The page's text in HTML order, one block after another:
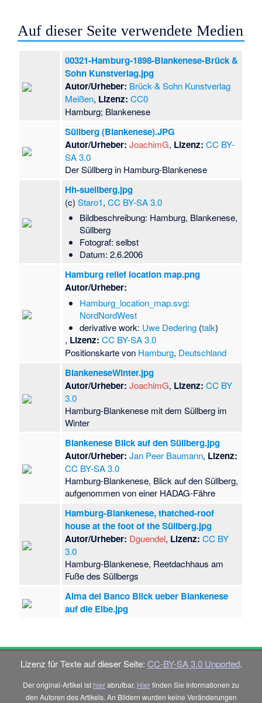
Auf dieser Seite verwendete Medien
00321-Hamburg-1898-Blankenese-Brück &
Sohn Kunstverlag.jpg
Autor/Urheber: Brück & Sohn Kunstverlag
Meißen, Lizenz: CC0
Hamburg; Blankenese
Süllberg (Blankenese).JPG
Autor/Urheber: JoachimG, Lizenz: CC BY-
SA 3.0
Der Süllberg in Hamburg-Blankenese
Hh-suellberg.jpg
(c)Staro1,CC BY-SA 3.0
Bildbeschreibung: Hamburg, Blankenese,
Süllberg
Fotograf: selbst
Datum: 2.6.2006
Hamburg relief location map.png
Autor/Urheber:
Hamburg_location_map.svg:
NordNordWest
derivative work: Uwe Dedering(talk)
, Lizenz: CC BY-SA 3.0
Positionskarte von Hamburg, Deutschland
BlankeneseWinter.jpg
Autor/Urheber: JoachimG, Lizenz: CC BY
3.0
Hamburg-Blankenese mit dem Süllberg im
Winter
Blankenese Blick auf den Süllberg.jpg
Autor/Urheber: Jan Peer Baumann, Lizenz:
CC BY-SA 3.0
Hamburg-Blankenese, Blick auf den Süllberg,
aufgenommen von einer HADAG-Fähre
Hamburg-Blankenese, thatched-roof
house at the foot of the Süllberg.jpg
Autor/Urheber: Dguendel, Lizenz: CC BY
3.0
Hamburg-Blankenese, Reetdachhaus am
Fuße des Süllbergs
Alma del Banco Blick ueber Blankenese
auf die Elbe.jpg
Lizenz für Texte auf dieser Seite: CC-BY-SA 3.0 Unported.
Der original-Artikel ist hierabrufbar. Hierfinden Sie Informationen zu
den Autoren des Artikels. An Bildern wurden keine Veränderungen